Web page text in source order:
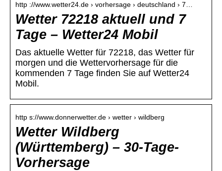
http ://www.wetter24.de › vorhersage › deutschland › 7…
Wetter 72218 aktuell und 7
Tage – Wetter24 Mobil
Das aktuelle Wetter für 72218, das Wetter für
morgen und die Wettervorhersage für die
kommenden 7 Tage finden Sie auf Wetter24
Mobil.
http s://www.donnerwetter.de › wetter › wildberg
Wetter Wildberg
(Württemberg) – 30-Tage-
Vorhersage